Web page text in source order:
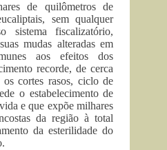
de quilômetros de
sem qualquer
sistema fiscalizatório,
mudas alteradas em
aos efeitos dos
recorde, de cerca
cortes rasos, ciclo de
o estabelecimento de
e que expõe milhares
da região à total
da esterilidade do